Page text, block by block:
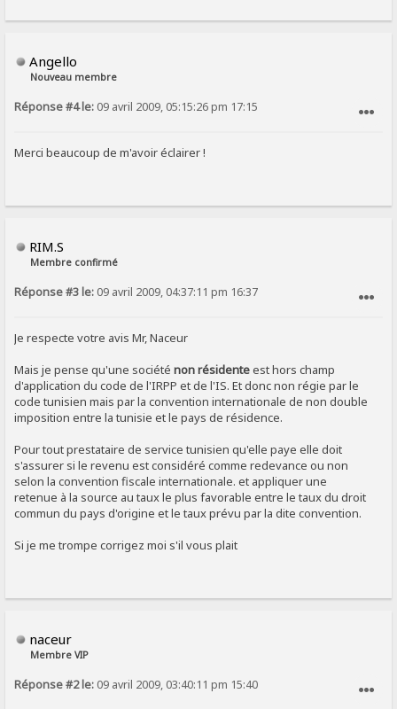
Angello
Nouveau membre
Réponse #4 le: 09 avril 2009, 05:15:26 pm 17:15
Merci beaucoup de m'avoir éclairer !
RIM.S
Membre confirmé
Réponse #3 le: 09 avril 2009, 04:37:11 pm 16:37
Je respecte votre avis Mr, Naceur
Mais je pense qu'une sociéténon résidenteest hors champ
d'application du code de l'IRPP et de l'IS. Et donc non régie par le
code tunisien mais par la convention internationale de non double
imposition entre la tunisie et le pays de résidence.
Pour tout prestataire de service tunisien qu'elle paye elle doit
s'assurer si le revenu est considéré comme redevance ou non
selon la convention fiscale internationale. et appliquer une
retenue à la source au taux le plus favorable entre le taux du droit
commun du pays d'origine et le taux prévu par la dite convention.
Si je me trompe corrigez moi s'il vous plait
naceur
Membre VIP
Réponse #2 le: 09 avril 2009, 03:40:11 pm 15:40